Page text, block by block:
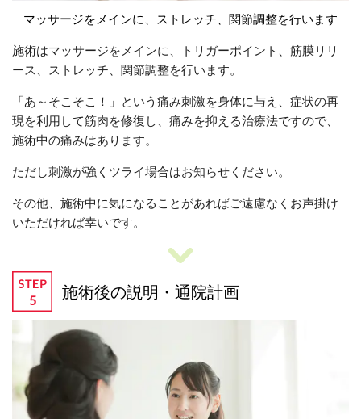
マッサージをメインに、ストレッチ、関節調整を行います
施術はマッサージをメインに、トリガーポイント、筋膜リリ
ース、ストレッチ、関節調整を行います。
「あ～そこそこ！」という痛み刺激を身体に与え、症状の再
現を利用して筋肉を修復し、痛みを抑える治療法ですので、
施術中の痛みはあります。
ただし刺激が強くツライ場合はお知らせください。
その他、施術中に気になることがあればご遠慮なくお声掛け
いただければ幸いです。
施術後の説明・通院計画